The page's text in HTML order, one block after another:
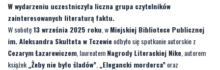
im. Aleksandra Skulteta w Tczewieodbyło się spotkanie autorskie z
Cezarym Łazarewiczem, laureatemNagrody Literackiej Nike
książek„Żeby nie było śladów”,„Elegancki morderca”oraz
„Koronkowa robota. Sprawa Gorgonowej”.
[galeria]
Rozmowę z autorem poprowadziłKrystian Nehrebecki, aktor, reżyser,